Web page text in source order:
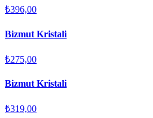
₺396,00
Bizmut Kristali
₺275,00
Bizmut Kristali
₺319,00